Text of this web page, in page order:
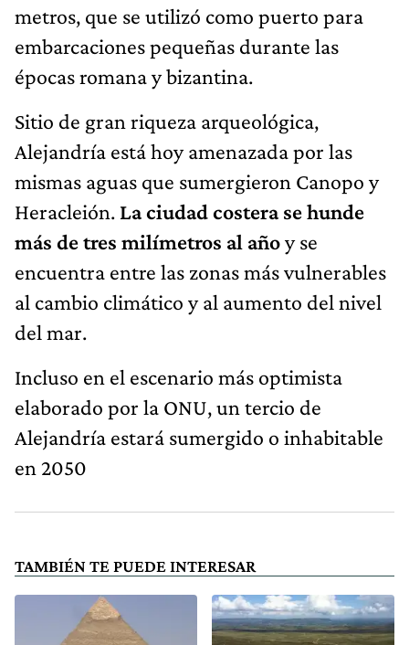
metros, que se utilizó como puerto para
embarcaciones pequeñas durante las
épocas romana y bizantina.
Sitio de gran riqueza arqueológica,
Alejandría está hoy amenazada por las
mismas aguas que sumergieron Canopo y
Heracleión. La ciudad costera se hunde
más de tres milímetros al añoy se
encuentra entre las zonas más vulnerables
al cambio climático y al aumento del nivel
del mar.
Incluso en el escenario más optimista
elaborado por la ONU, un tercio de
Alejandría estará sumergido o inhabitable
en 2050
TAMBIÉN TE PUEDE INTERESAR